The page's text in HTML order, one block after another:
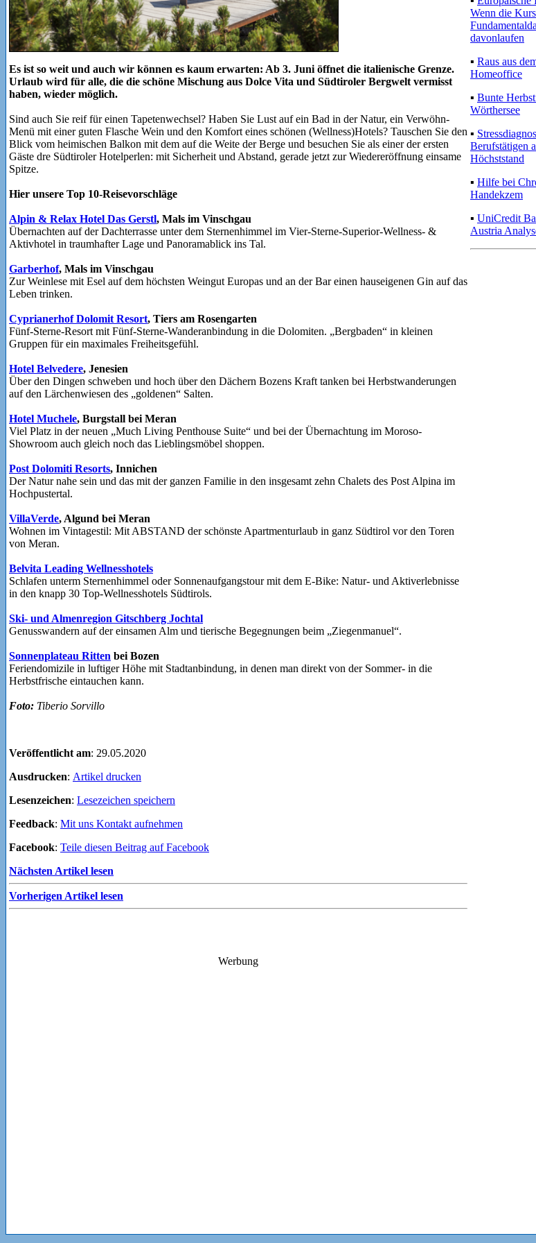
Es ist so weit und auch wir können es kaum erwarten: Ab 3. Juni öffnet die italienische Grenze.
Urlaub wird für alle, die die schöne Mischung aus Dolce Vita und Südtiroler Bergwelt vermisst
haben, wieder möglich.
Sind auch Sie reif für einen Tapetenwechsel? Haben Sie Lust auf ein Bad in der Natur, ein Verwöhn-
Menü mit einer guten Flasche Wein und den Komfort eines schönen (Wellness)Hotels? Tauschen Sie den
Blick vom heimischen Balkon mit dem auf die Weite der Berge und besuchen Sie als einer der ersten
Gäste dre Südtiroler Hotelperlen: mit Sicherheit und Abstand, gerade jetzt zur Wiedereröffnung einsame
Spitze.
Hier unsere Top 10-Reisevorschläge
Alpin & Relax Hotel Das Gerstl, Mals im Vinschgau
Übernachten auf der Dachterrasse unter dem Sternenhimmel im Vier-Sterne-Superior-Wellness- &
Aktivhotel in traumhafter Lage und Panoramablick ins Tal.
Garberhof, Mals im Vinschgau
Zur Weinlese mit Esel auf dem höchsten Weingut Europas und an der Bar einen hauseigenen Gin auf das
Leben trinken.
Cyprianerhof Dolomit Resort, Tiers am Rosengarten
Fünf-Sterne-Resort mit Fünf-Sterne-Wanderanbindung in die Dolomiten. „Bergbaden“ in kleinen
Gruppen für ein maximales Freiheitsgefühl.
Hotel Belvedere, Jenesien
Über den Dingen schweben und hoch über den Dächern Bozens Kraft tanken bei Herbstwanderungen
auf den Lärchenwiesen des „goldenen“ Salten.
Hotel Muchele, Burgstall bei Meran
Viel Platz in der neuen „Much Living Penthouse Suite“ und bei der Übernachtung im Moroso-
Showroom auch gleich noch das Lieblingsmöbel shoppen.
Post Dolomiti Resorts, Innichen
Der Natur nahe sein und das mit der ganzen Familie in den insgesamt zehn Chalets des Post Alpina im
Hochpustertal.
VillaVerde, Algund bei Meran
Wohnen im Vintagestil: Mit ABSTAND der schönste Apartmenturlaub in ganz Südtirol vor den Toren
von Meran.
Belvita Leading Wellnesshotels
Schlafen unterm Sternenhimmel oder Sonnenaufgangstour mit dem E-Bike: Natur- und Aktiverlebnisse
in den knapp 30 Top-Wellnesshotels Südtirols.
Ski- und Almenregion Gitschberg Jochtal
Genusswandern auf der einsamen Alm und tierische Begegnungen beim „Ziegenmanuel“.
Sonnenplateau Ritten bei Bozen
Feriendomizile in luftiger Höhe mit Stadtanbindung, in denen man direkt von der Sommer- in die
Herbstfrische eintauchen kann.
Foto: Tiberio Sorvillo
Veröffentlicht am: 29.05.2020
Ausdrucken: Artikel drucken
Lesenzeichen: Lesezeichen speichern
Feedback: Mit uns Kontakt aufnehmen
Facebook: Teile diesen Beitrag auf Facebook
Nächsten Artikel lesen
Vorherigen Artikel lesen
Wenn die
davonlaufen
▪ Raus aus
Homeoffice
▪ Bunte
Wörthersee
▪
Berufstätigen
Höchststand
▪ Hilfe bei
Handekzem
▪ UniCredit
Austria
Werbung